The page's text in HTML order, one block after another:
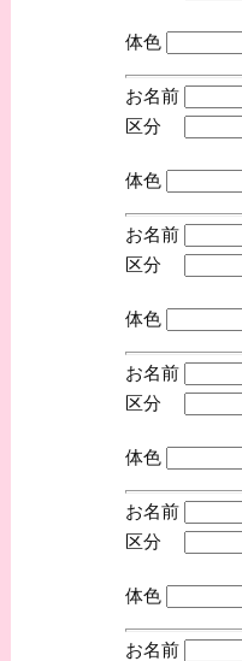
(手
体色
お名前
区分
(手
体色
お名前
区分
(手
体色
お名前
区分
(手
体色
お名前
区分
(手
体色
お名前